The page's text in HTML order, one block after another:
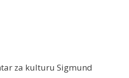
za kulturu Sigmund